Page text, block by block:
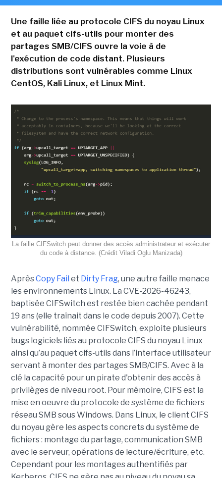
Une faille liée au protocole CIFS du noyau Linux
et au paquet cifs-utils pour monter des
partages SMB/CIFS ouvre la voie à de
l'exécution de code distant. Plusieurs
distributions sont vulnérables comme Linux
CentOS, Kali Linux, et Linux Mint.
La faille CIFSwitch peut donner des accès administrateur et exécuter
du code à distance. (Crédit Viladi Oglu Manizada)
AprèsCopy Fail et Dirty Frag, une autre faille menace
les environnements Linux. La CVE-2026-46243,
baptisée CIFSwitch est restée bien cachée pendant
19 ans (elle traînait dans le code depuis 2007). Cette
vulnérabilité, nommée CIFSwitch, exploite plusieurs
bugs logiciels liés au protocole CIFS du noyau Linux
ainsi qu’au paquet cifs-utils dans l’interface utilisateur
servant à monter des partages SMB/CIFS. Avec à la
clé la capacité pour un pirate d'obtenir des accès à
privilèges de niveau root. Pour mémoire, CIFS est la
mise en oeuvre du protocole de système de fichiers
réseau SMB sous Windows. Dans Linux, le client CIFS
du noyau gère les aspects concrets du système de
fichiers : montage du partage, communication SMB
avec le serveur, opérations de lecture/écriture, etc.
Cependant pour les montages authentifiés par